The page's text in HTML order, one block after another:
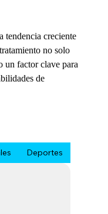
tendencia creciente
no solo
un factor clave para
de
Deportes